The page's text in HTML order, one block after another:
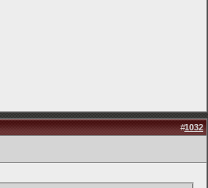
#1032